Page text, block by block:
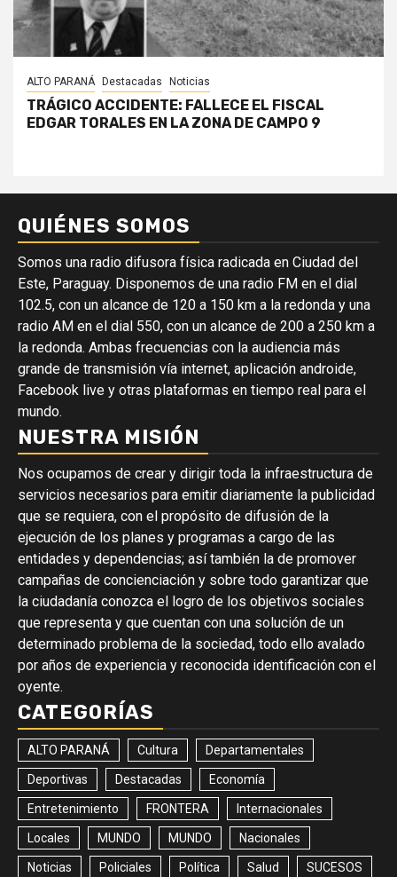
ALTO PARANÁ Destacadas Noticias
TRÁGICO ACCIDENTE: FALLECE EL FISCAL
EDGAR TORALES EN LA ZONA DE CAMPO 9
QUIÉNES SOMOS
Somos una radio difusora física radicada en Ciudad del
Este, Paraguay. Disponemos de una radio FM en el dial
102.5, con un alcance de 120 a 150 km a la redonda y una
radio AM en el dial 550, con un alcance de 200 a 250 km a
la redonda. Ambas frecuencias con la audiencia más
grande de transmisión vía internet, aplicación androide,
Facebook live y otras plataformas en tiempo real para el
mundo.
NUESTRA MISIÓN
Nos ocupamos de crear y dirigir toda la infraestructura de
servicios necesarios para emitir diariamente la publicidad
que se requiera, con el propósito de difusión de la
ejecución de los planes y programas a cargo de las
entidades y dependencias; así también la de promover
campañas de concienciación y sobre todo garantizar que
la ciudadanía conozca el logro de los objetivos sociales
que representa y que cuentan con una solución de un
determinado problema de la sociedad, todo ello avalado
por años de experiencia y reconocida identificación con el
oyente.
CATEGORÍAS
ALTO PARANÁ Cultura Departamentales
Deportivas Destacadas Economía
Entretenimiento FRONTERA Internacionales
Locales MUNDO MUNDO Nacionales
Noticias Policiales Política Salud SUCESOS